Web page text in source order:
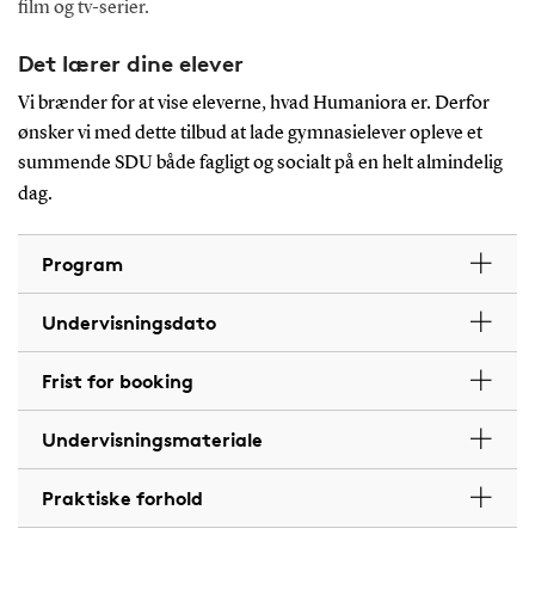
film og tv-serier.
Det lærer dine elever
Vi brænder for at vise eleverne, hvad Humaniora er. Derfor
ønsker vi med dette tilbud at lade gymnasielever opleve et
summende SDU både fagligt og socialt på en helt almindelig
dag.
Program
Undervisningsdato
Frist for booking
Undervisningsmateriale
Praktiske forhold